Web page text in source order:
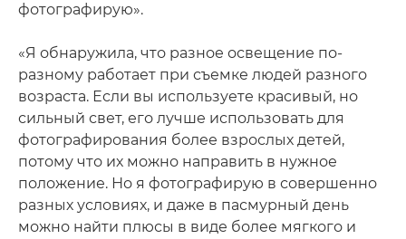
фотографирую».
«Я обнаружила, что разное освещение по-
разному работает при съемке людей разного
возраста. Если вы используете красивый, но
сильный свет, его лучше использовать для
фотографирования более взрослых детей,
потому что их можно направить в нужное
положение. Но я фотографирую в совершенно
разных условиях, и даже в пасмурный день
можно найти плюсы в виде более мягкого и